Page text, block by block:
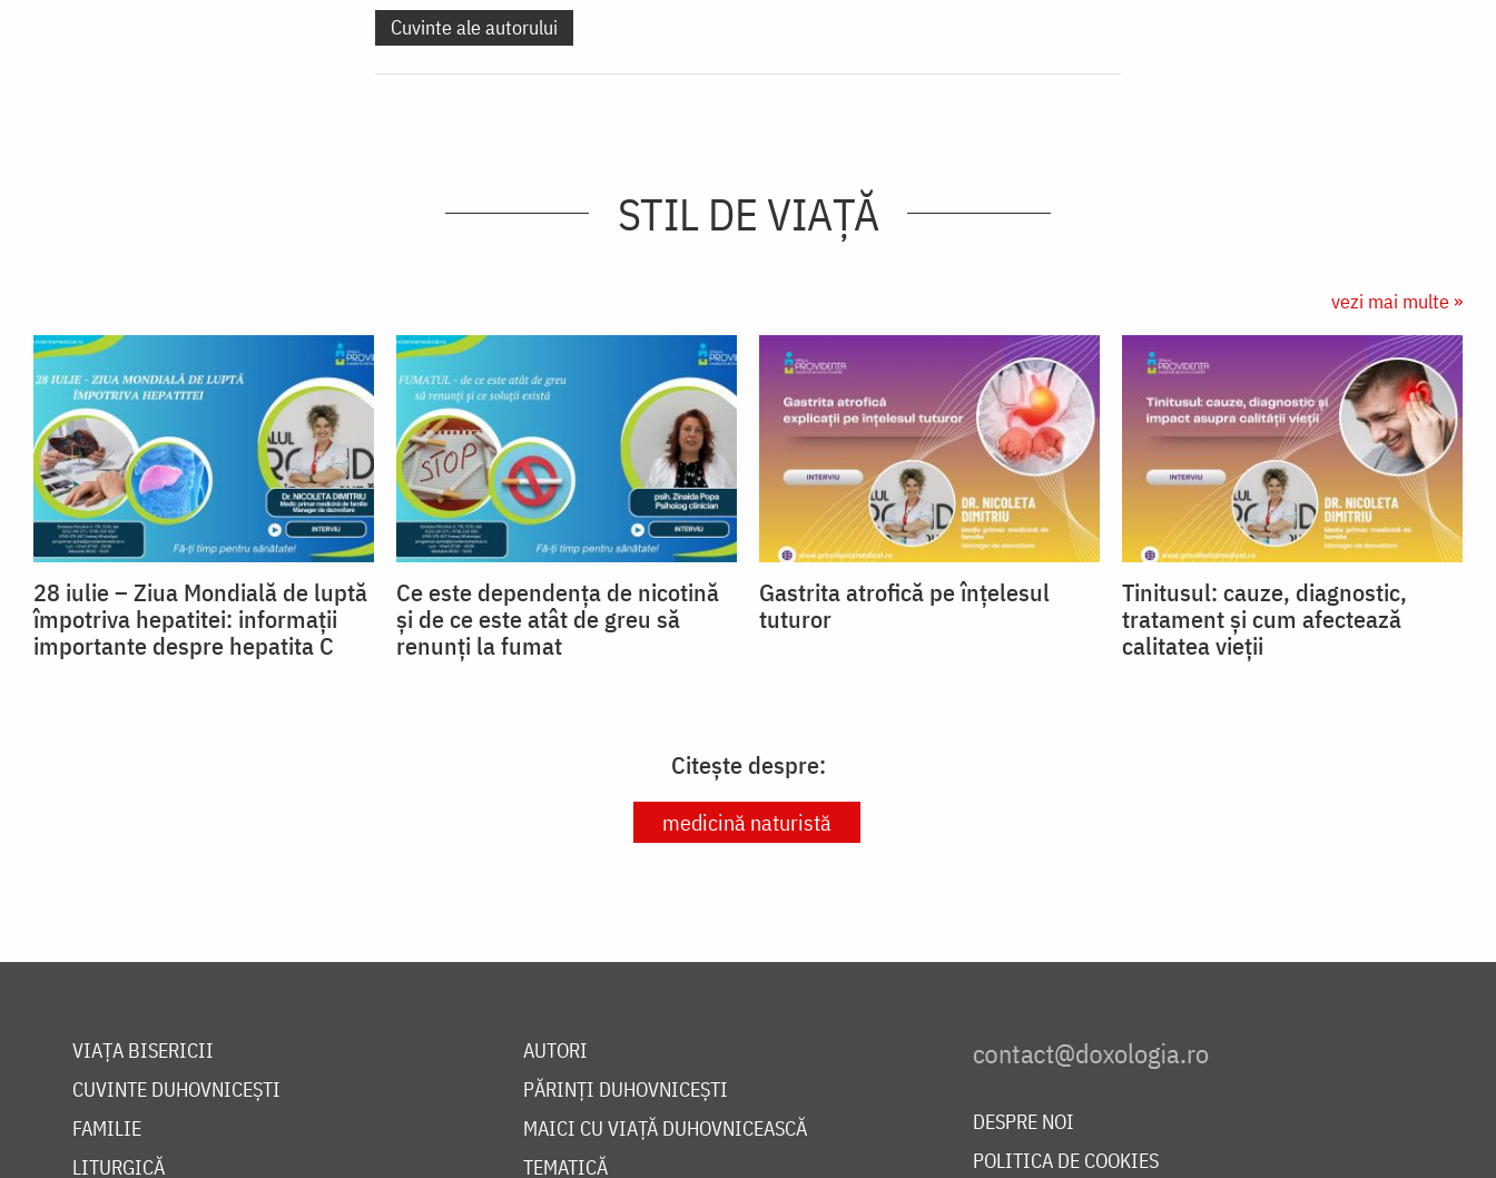
Cuvinte ale autorului
STIL DE VIAŢĂ
vezi mai multe »
28 iulie – Ziua Mondială de luptă
împotriva hepatitei: informații
importante despre hepatita C
Ce este dependența de nicotină
și de ce este atât de greu să
renunți la fumat
Gastrita atrofică pe înțelesul
tuturor
Tinitusul: cauze, diagnostic,
tratament și cum afectează
calitatea vieții
Citește despre:
medicină naturistă
VIAȚA BISERICII
CUVINTE DUHOVNICEȘTI
FAMILIE
LITURGICĂ
AUTORI
PĂRINȚI DUHOVNICEȘTI
MAICI CU VIAȚĂ DUHOVNICEASCĂ
TEMATICĂ
DESPRE NOI
POLITICA DE COOKIES